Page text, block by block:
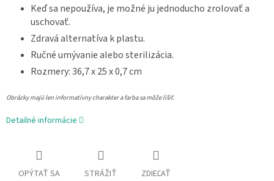
Keď sa nepoužíva, je možné ju jednoducho zrolovať a
uschovať.
Zdravá alternatíva k plastu.
Ručné umývanie alebo sterilizácia.
Rozmery: 36,7 x 25 x 0,7 cm
Obrázky majú len informatívny charakter a farba sa môže líšiť.
Detailné informácie
OPÝTAŤ SA STRÁŽIŤ ZDIEĽAŤ